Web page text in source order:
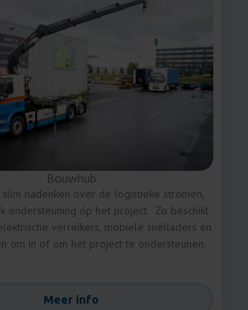
Bouwhub
nadenken over de logistieke stromen,
ondersteuning óp het project. Zo beschikt
verreikers, mobiele snelladers en
om in of om het project te ondersteunen.
Meer info